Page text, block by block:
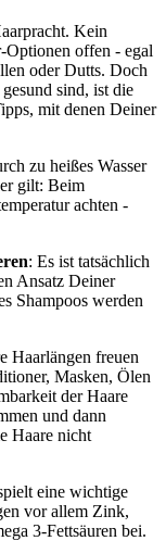
Kein
Optionen offen - egal
oder Dutts. Doch
sind, ist die
mit denen Deiner
zu heißes Wasser
gilt: Beim
achten -
: Es ist tatsächlich
Ansatz Deiner
Shampoos werden
Haarlängen freuen
Masken, Ölen
der Haare
und dann
Haare nicht
eine wichtige
vor allem Zink,
3-Fettsäuren bei.